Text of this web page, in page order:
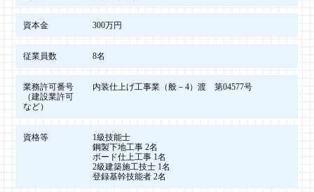
資本金 300万円
従業員数 8名
業務許可番号
（建設業許可
など）
内装仕上げ工事業（般－4）渡 第04577号
資格等
1級技能士
鋼製下地工事 2名
ボード仕上工事 1名
2級建築施工技士 1名
登録基幹技能者 2名